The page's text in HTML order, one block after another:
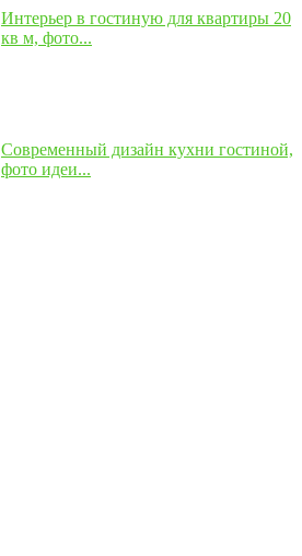
Интерьер в гостиную для квартиры 20
кв м, фото...
Современный дизайн кухни гостиной,
фото идеи...